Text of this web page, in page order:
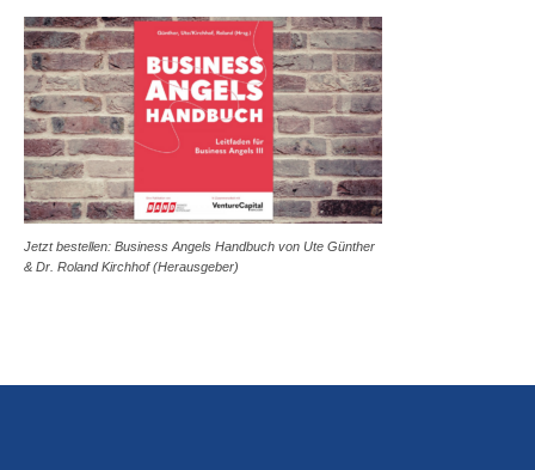
Jetzt bestellen: Business Angels Handbuch von Ute Günther
& Dr. Roland Kirchhof (Herausgeber)